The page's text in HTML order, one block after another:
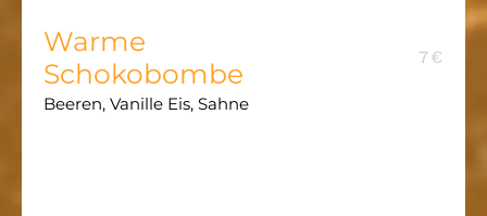
Warme
Schokobombe
7€
Beeren, Vanille Eis, Sahne